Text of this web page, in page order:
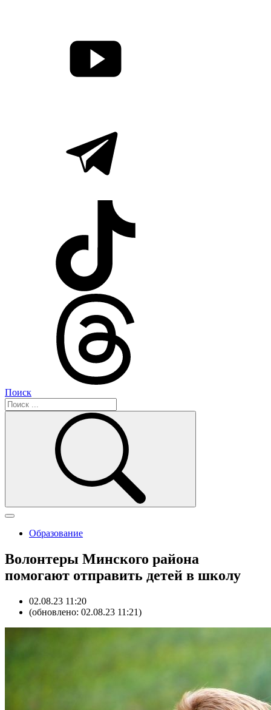
Поиск
Образование
Волонтеры Минского района
помогают отправить детей в школу
02.08.23 11:20
(обновлено: 02.08.23 11:21)